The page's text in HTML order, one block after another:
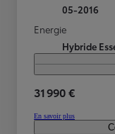
05-2016
Energie
Hybride
31 990 €
En savoir plus